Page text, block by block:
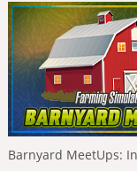
Barnyard MeetUps: